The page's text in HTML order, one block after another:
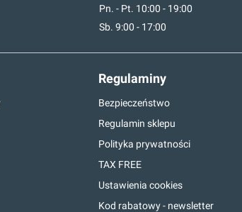
Pn. - Pt. 10:00 - 19:00
Sb. 9:00 - 17:00
Regulaminy
Bezpieczeństwo
Regulamin sklepu
Polityka prywatności
TAX FREE
Ustawienia cookies
Kod rabatowy - newsletter